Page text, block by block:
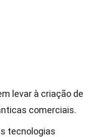
levar à criação de
comerciais.
tecnologias